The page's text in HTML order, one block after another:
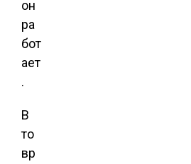
он
ра
бот
ает
.
В
то
вр